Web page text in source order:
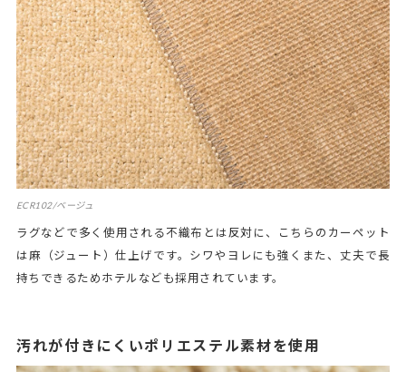
ECR102/ベージュ
ラグなどで多く使用される不織布とは反対に、こちらのカーペット
は麻（ジュート）仕上げです。シワやヨレにも強くまた、丈夫で長
持ちできるためホテルなども採用されています。
汚れが付きにくいポリエステル素材を使用